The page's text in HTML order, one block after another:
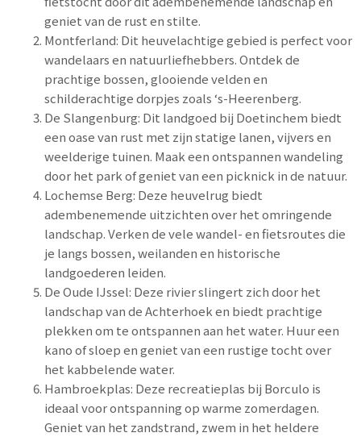
geniet van de rust en stilte.
Montferland: Dit heuvelachtige gebied is perfect voor
wandelaars en natuurliefhebbers. Ontdek de
prachtige bossen, glooiende velden en
schilderachtige dorpjes zoals ‘s-Heerenberg.
De Slangenburg: Dit landgoed bij Doetinchem biedt
een oase van rust met zijn statige lanen, vijvers en
weelderige tuinen. Maak een ontspannen wandeling
door het park of geniet van een picknick in de natuur.
Lochemse Berg: Deze heuvelrug biedt
adembenemende uitzichten over het omringende
landschap. Verken de vele wandel- en fietsroutes die
je langs bossen, weilanden en historische
landgoederen leiden.
De Oude IJssel: Deze rivier slingert zich door het
landschap van de Achterhoek en biedt prachtige
plekken om te ontspannen aan het water. Huur een
kano of sloep en geniet van een rustige tocht over
het kabbelende water.
Hambroekplas: Deze recreatieplas bij Borculo is
ideaal voor ontspanning op warme zomerdagen.
Geniet van het zandstrand, zwem in het heldere